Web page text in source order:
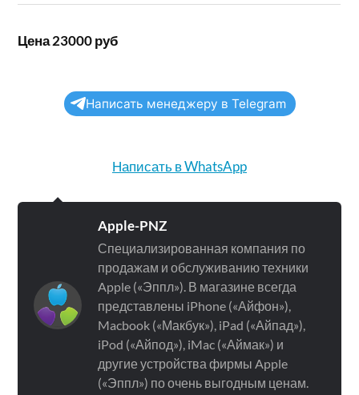
Цена 23000 руб
Написать менеджеру в Telegram
Написать в WhatsApp
Apple-PNZ
Специализированная компания по
продажам и обслуживанию техники
Apple («Эппл»). В магазине всегда
представлены iPhone («Айфон»),
Macbook («Макбук»), iPad («Айпад»),
iPod («Айпод»), iMac («Аймак») и
другие устройства фирмы Apple
(«Эппл») по очень выгодным ценам.